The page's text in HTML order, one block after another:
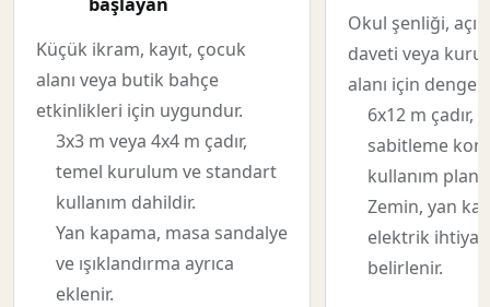
Küçük ikram, kayıt, çocuk
alanı veya butik bahçe
etkinlikleri için uygundur.
3x3 m veya 4x4 m çadır,
temel kurulum ve standart
kullanım dahildir.
Yan kapama, masa sandalye
ve ışıklandırma ayrıca
eklenir.
Okul şenliği,
daveti veya
alanı için
6x12 m çadır,
sabitleme
kullanım
Zemin, yan
elektrik
belirlenir.